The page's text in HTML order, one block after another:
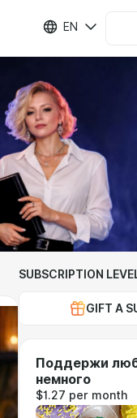
EN
SUBSCRIPTION
GIFT A
Поддержи
немного
$1.27 per month